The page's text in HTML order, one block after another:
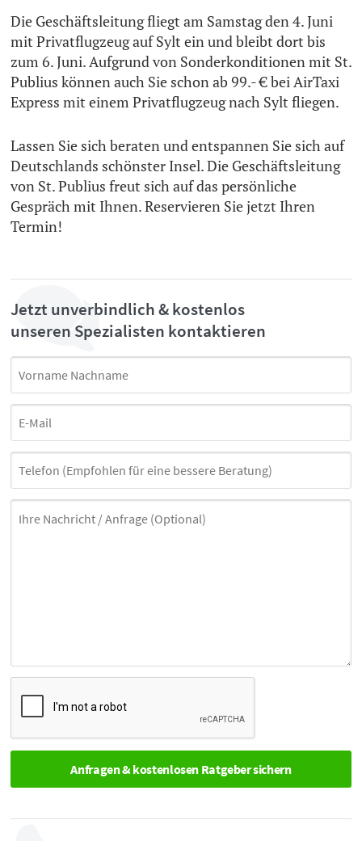
Die Geschäftsleitung fliegt am Samstag den 4. Juni
mit Privatflugzeug auf Sylt ein und bleibt dort bis
zum 6. Juni. Aufgrund von Sonderkonditionen mit St.
Publius können auch Sie schon ab 99.- € bei AirTaxi
Express mit einem Privatflugzeug nach Sylt fliegen.
Lassen Sie sich beraten und entspannen Sie sich auf
Deutschlands schönster Insel. Die Geschäftsleitung
von St. Publius freut sich auf das persönliche
Gespräch mit Ihnen. Reservieren Sie jetzt Ihren
Termin!
Jetzt unverbindlich & kostenlos
unseren Spezialisten kontaktieren